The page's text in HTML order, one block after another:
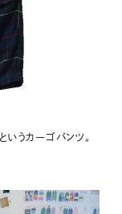
うカーゴパンツ。